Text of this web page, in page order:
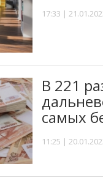
17:33 |
В 221
самых
11:25 |